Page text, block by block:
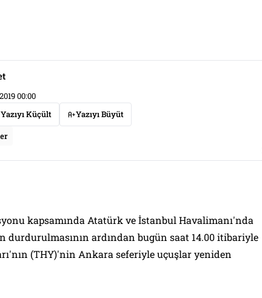
00:00
Yazıyı Küçült
Yazıyı Büyüt
kapsamında Atatürk ve İstanbul Havalimanı'nda
durdurulmasının ardından bugün saat 14.00 itibariyle
(THY)'nin Ankara seferiyle uçuşlar yeniden